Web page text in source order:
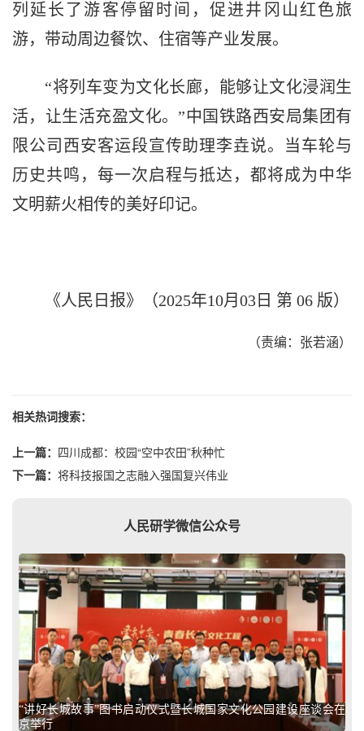
列延长了游客停留时间，促进井冈山红色旅
游，带动周边餐饮、住宿等产业发展。
“将列车变为文化长廊，能够让文化浸润生
活，让生活充盈文化。”中国铁路西安局集团有
限公司西安客运段宣传助理李垚说。当车轮与
历史共鸣，每一次启程与抵达，都将成为中华
文明薪火相传的美好印记。
《人民日报》（2025年10月03日 第 06 版）
（责编：张若涵）
相关热词搜索：
上一篇： 四川成都：校园“空中农田”秋种忙
下一篇： 将科技报国之志融入强国复兴伟业
人民研学微信公众号
“讲好长城故事”图书启动仪式暨长城国家文化公园建设座谈会在
京举行